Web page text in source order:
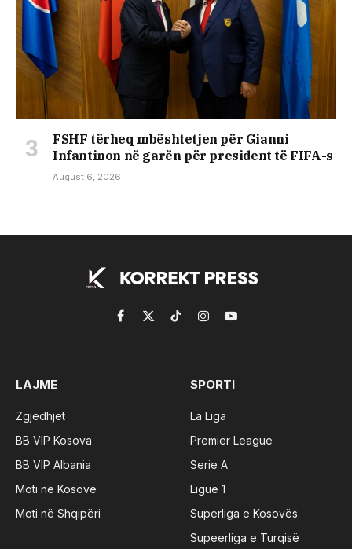
FSHF tërheq mbështetjen për Gianni
Infantinon në garën për president të FIFA-s
August 6, 2026
Facebook
X
(Twitter)
TikTokInstagramYouTube
LAJME
Zgjedhjet
BB VIP Kosova
BB VIP Albania
Moti në Kosovë
Moti në Shqipëri
SPORTI
La Liga
Premier League
Serie A
Ligue 1
Superliga e Kosovës
Supeerliga e Turqisë